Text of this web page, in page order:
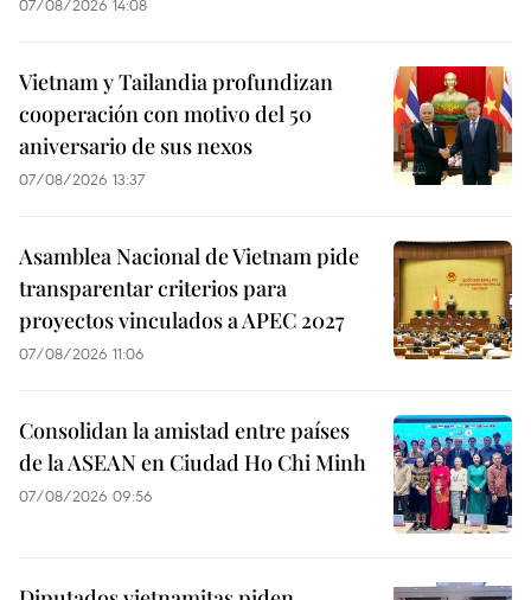
07/08/2026 14:08
Vietnam y Tailandia profundizan
cooperación con motivo del 50
aniversario de sus nexos
07/08/2026 13:37
Asamblea Nacional de Vietnam pide
transparentar criterios para
proyectos vinculados a APEC 2027
07/08/2026 11:06
Consolidan la amistad entre países
de la ASEAN en Ciudad Ho Chi Minh
07/08/2026 09:56